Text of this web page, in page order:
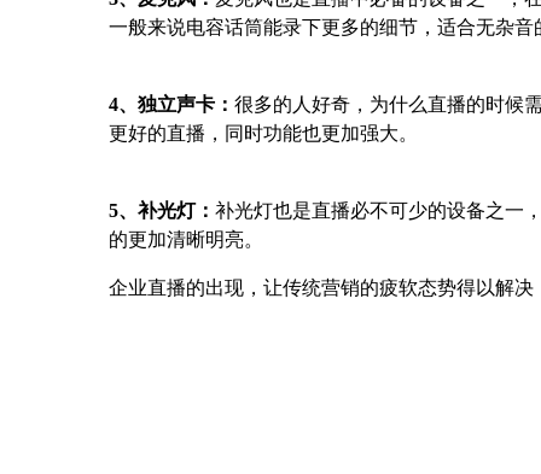
一般来说电容话筒能录下更多的细节，适合无杂
4、独立声卡： 很多的人好奇，为什么直播的时候
更好的直播，同时功能也更加强大。
5、补光灯： 补光灯也是直播必不可少的设备之一
的更加清晰明亮。
企业直播的出现，让传统营销的疲软态势得以解